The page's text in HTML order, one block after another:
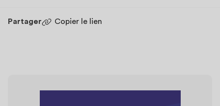
Partager Copier le lien